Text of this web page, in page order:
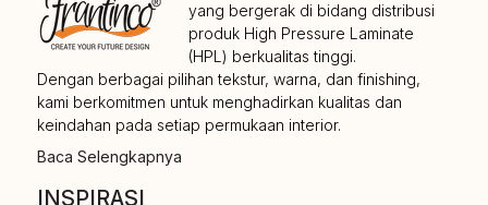
yang bergerak di bidang distribusi
produk High Pressure Laminate
(HPL) berkualitas tinggi.
Dengan berbagai pilihan tekstur, warna, dan finishing,
kami berkomitmen untuk menghadirkan kualitas dan
keindahan pada setiap permukaan interior.
Baca Selengkapnya
INSPIRASI